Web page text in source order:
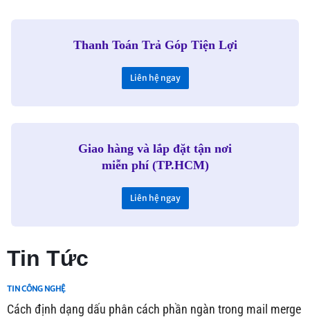
Thanh Toán Trả Góp Tiện Lợi
Liên hệ ngay
Giao hàng và lắp đặt tận nơi
miễn phí (TP.HCM)
Liên hệ ngay
Tin Tức
TIN CÔNG NGHỆ
Cách định dạng dấu phân cách phần ngàn trong mail merge